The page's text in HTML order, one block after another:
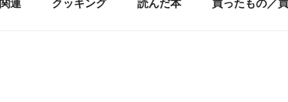
連 クッキング 読んだ本 買ったもの／